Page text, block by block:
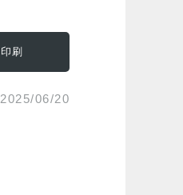
印刷
2025/06/20